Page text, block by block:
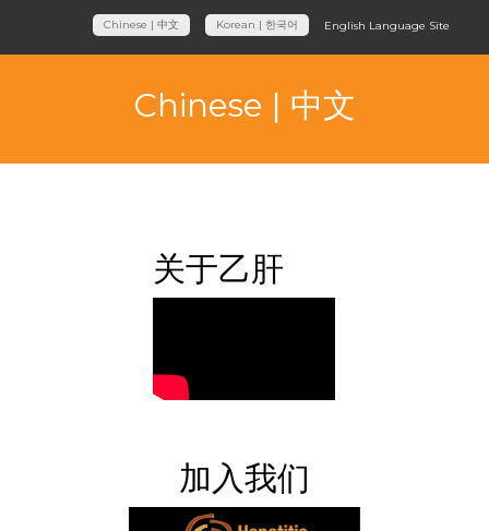
Chinese | 中文 Korean | 한국어 English Language Site
Chinese | 中文
关于乙肝
加入我们